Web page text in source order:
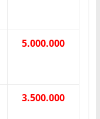
5.000.000
3.500.000